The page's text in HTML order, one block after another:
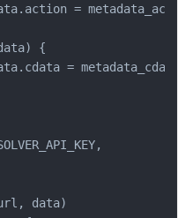
=
{
=
data)